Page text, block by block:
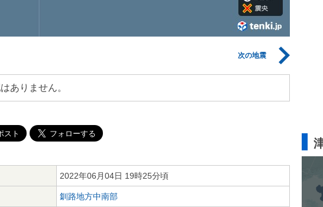
次の地震
ありません。
2022年06月04日 19時25分頃
釧路地方中南部